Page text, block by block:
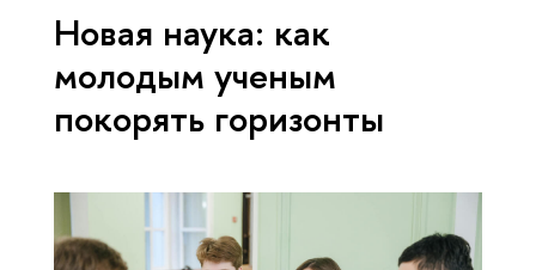
Новая наука: как
молодым ученым
покорять горизонты